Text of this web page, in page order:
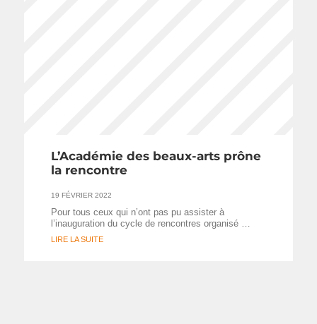
L’Académie des beaux-arts prône
la rencontre
19 FÉVRIER 2022
Pour tous ceux qui n’ont pas pu assister à
l’inauguration du cycle de rencontres organisé …
LIRE LA SUITE